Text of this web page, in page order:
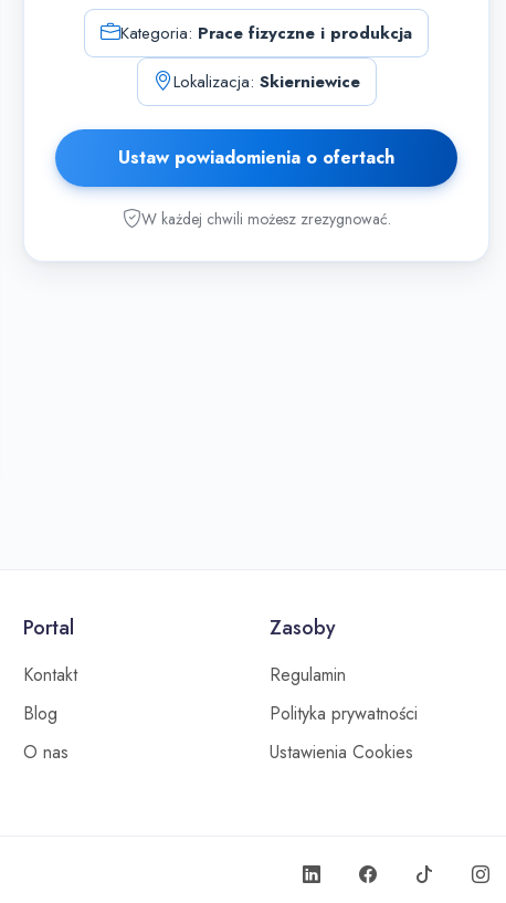
Kategoria: Prace fizyczne i produkcja
Lokalizacja: Skierniewice
Ustaw powiadomienia o ofertach
W każdej chwili możesz zrezygnować.
Portal
Kontakt
Blog
O nas
Zasoby
Regulamin
Polityka prywatności
Ustawienia Cookies